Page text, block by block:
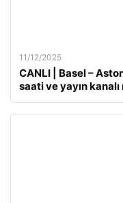
11/12/2025
CANLI | Basel –
saati ve yayın kanalı